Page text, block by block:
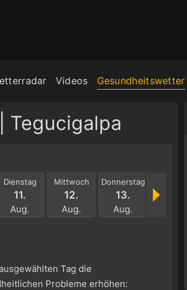
Videos Gesundheitswetter
Tegucigalpa
Dienstag
11.
Aug.
Mittwoch
12.
Aug.
Donnerstag
13.
Aug.
Tag die
Probleme erhöhen: